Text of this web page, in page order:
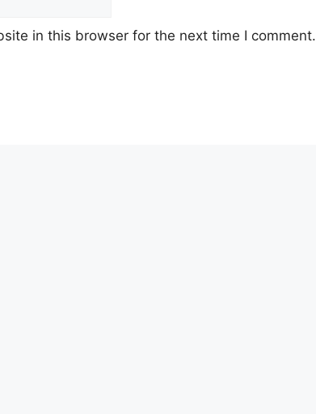
in this browser for the next time I comment.